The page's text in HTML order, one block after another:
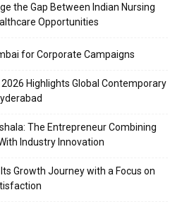
the Gap Between Indian Nursing
Opportunities
for Corporate Campaigns
2026 Highlights Global Contemporary
The Entrepreneur Combining
Industry Innovation
Growth Journey with a Focus on